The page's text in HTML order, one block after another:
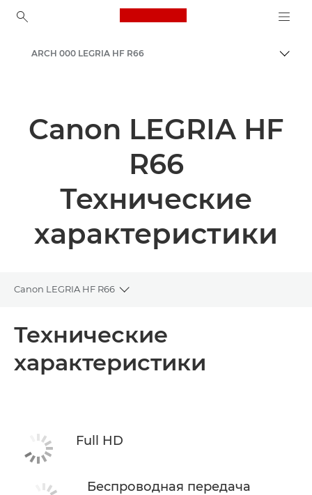
Canon Logo, back to
ARCH 000 LEGRIA HF R66
Canon LEGRIA HF
R66
Технические
характеристики
Canon LEGRIA HF R66
Toggle breadcrumbs
Технические характеристики
Технические
характеристики
Full HD
Беспроводная передача